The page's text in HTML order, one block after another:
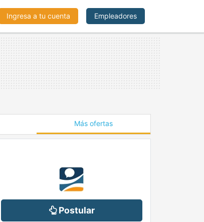
Ingresa a tu cuenta Empleadores
Más ofertas
Postular